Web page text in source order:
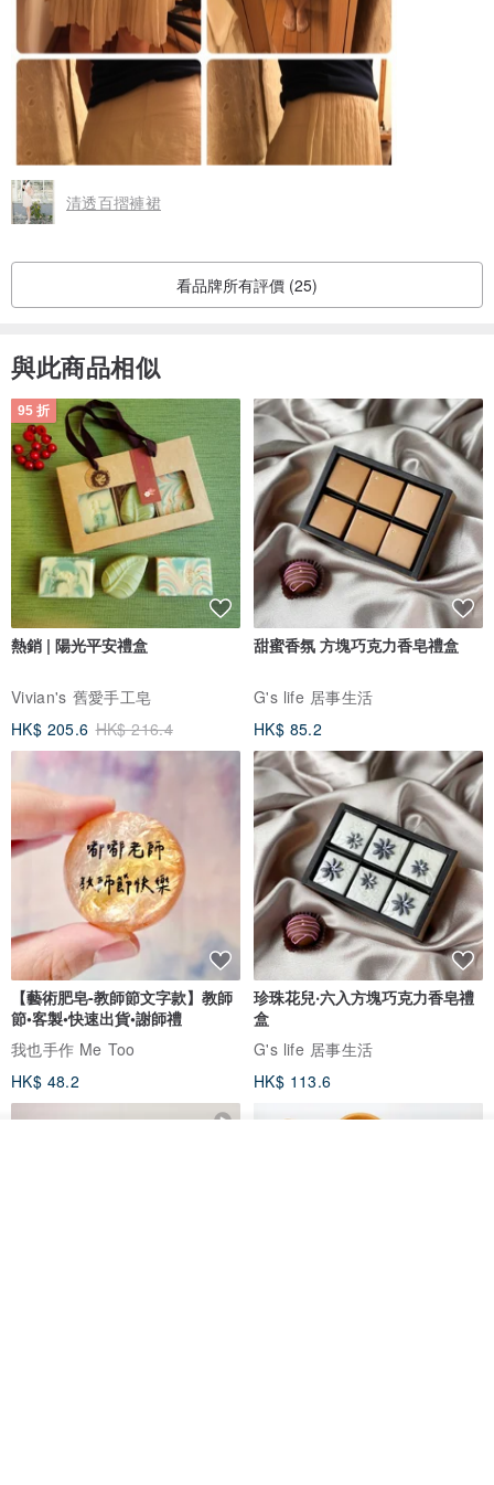
清透百摺褲裙
看品牌所有評價 (25)
與此商品相似
95 折
熱銷 | 陽光平安禮盒
Vivian's 舊愛手工皂
HK$ 205.6 HK$ 216.4
甜蜜香氛 方塊巧克力香皂禮盒
G's life 居事生活
HK$ 85.2
【藝術肥皂-教師節文字款】教師
節•客製•快速出貨•謝師禮
我也手作 Me Too
HK$ 48.2
珍珠花兒‧六入方塊巧克力香皂禮
盒
G's life 居事生活
HK$ 113.6